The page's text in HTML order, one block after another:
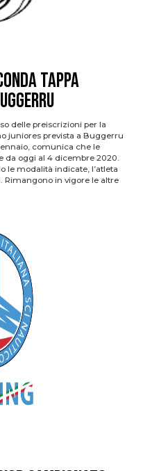
tappa
delle preiscrizioni per la
juniores prevista a Buggerru
comunica che le
da oggi al 4 dicembre 2020.
le modalità indicate, l’atleta
Rimangono in vigore le altre